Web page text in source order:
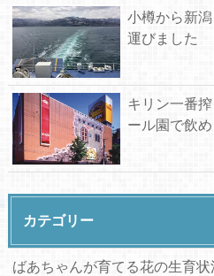
小樽から新
運びました
キリン一番
ール園で飲
カテゴリー
ばあちゃんが育てる花の生育状